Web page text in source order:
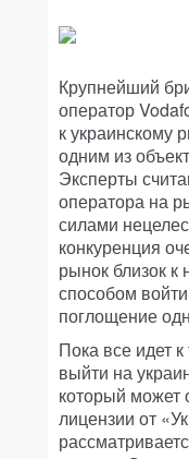
Крупнейший
оператор
к украинскому
одним из
Эксперты
оператора на
силами
конкуренция
рынок близок
способом
поглощение
Пока все идет
выйти на
который может
лицензии от